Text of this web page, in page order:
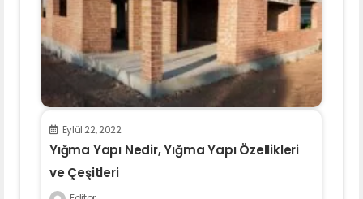
Eylül 22, 2022
Yığma Yapı Nedir, Yığma Yapı Özellikleri
ve Çeşitleri